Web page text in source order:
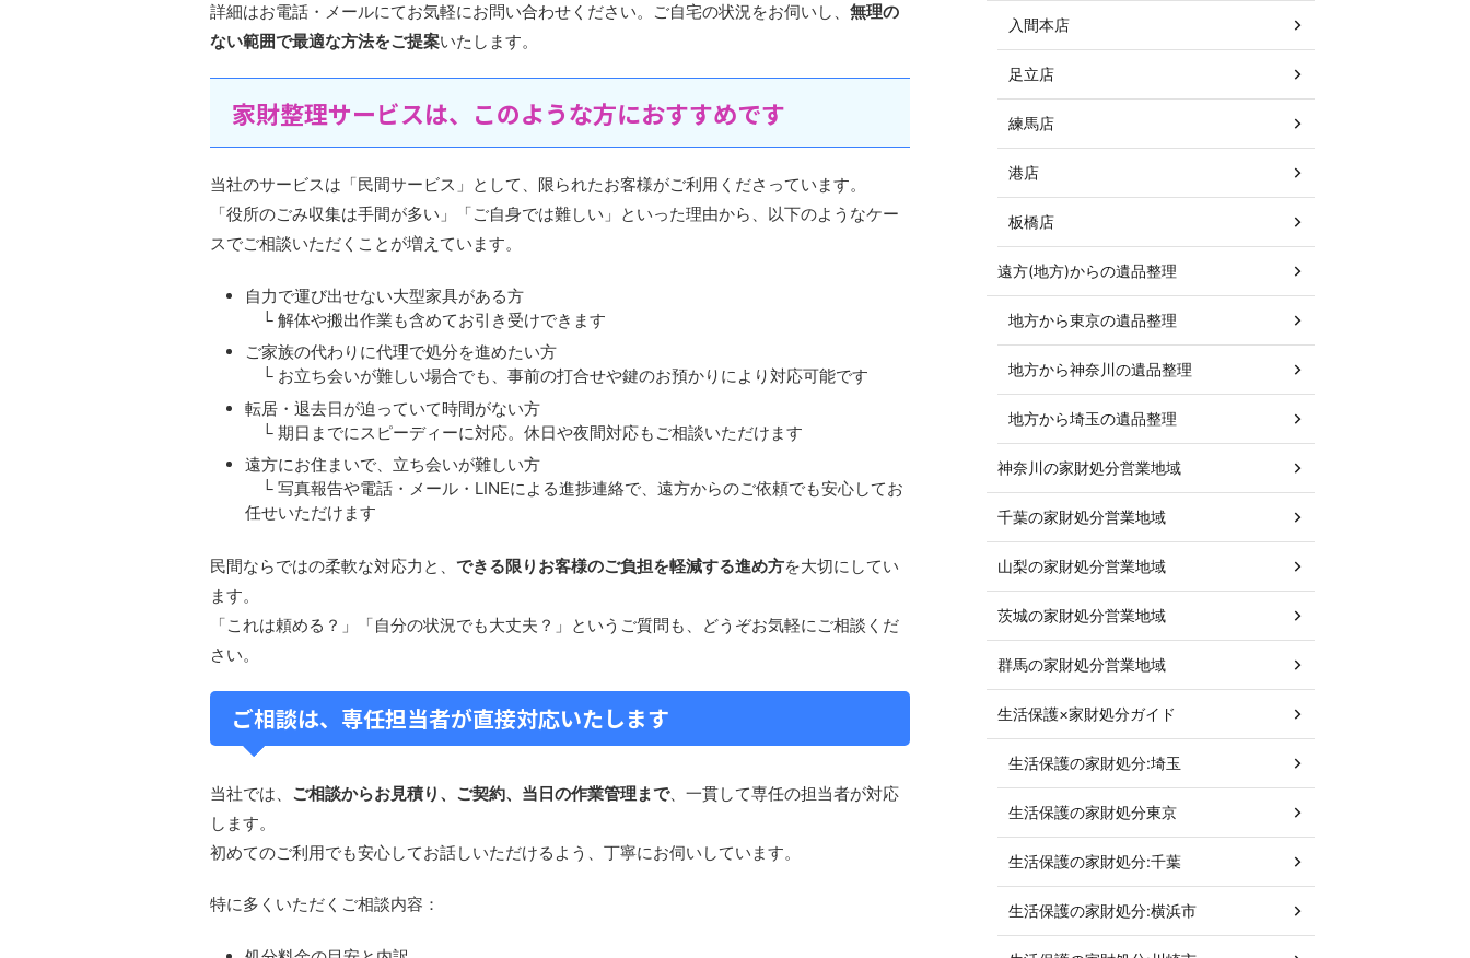
詳細はお電話・メールにてお気軽にお問い合わせください。ご自宅の状況をお伺いし、 無理の
ない範囲で最適な方法をご提案いたします。
家財整理サービスは、このような方におすすめです
当社のサービスは「民間サービス」として、限られたお客様がご利用くださっています。
「役所のごみ収集は手間が多い」「ご自身では難しい」といった理由から、以下のようなケー
スでご相談いただくことが増えています。
自力で運び出せない大型家具がある方
└ 解体や搬出作業も含めてお引き受けできます
ご家族の代わりに代理で処分を進めたい方
└ お立ち会いが難しい場合でも、事前の打合せや鍵のお預かりにより対応可能です
転居・退去日が迫っていて時間がない方
└ 期日までにスピーディーに対応。休日や夜間対応もご相談いただけます
遠方にお住まいで、立ち会いが難しい方
└ 写真報告や電話・メール・LINEによる進捗連絡で、遠方からのご依頼でも安心してお
任せいただけます
民間ならではの柔軟な対応力と、 できる限りお客様のご負担を軽減する進め方を大切にしてい
ます。
「これは頼める？」「自分の状況でも大丈夫？」というご質問も、どうぞお気軽にご相談くだ
さい。
ご相談は、専任担当者が直接対応いたします
当社では、 ご相談からお見積り、ご契約、当日の作業管理まで、一貫して専任の担当者が対応
します。
初めてのご利用でも安心してお話しいただけるよう、丁寧にお伺いしています。
特に多くいただくご相談内容：
入間本店
足立店
練馬店
港店
板橋店
遠方(地方)からの遺品整理
地方から東京の遺品整理
地方から神奈川の遺品整理
地方から埼玉の遺品整理
神奈川の家財処分営業地域
千葉の家財処分営業地域
山梨の家財処分営業地域
茨城の家財処分営業地域
群馬の家財処分営業地域
生活保護×家財処分ガイド
生活保護の家財処分:埼玉
生活保護の家財処分東京
生活保護の家財処分:千葉
生活保護の家財処分:横浜市